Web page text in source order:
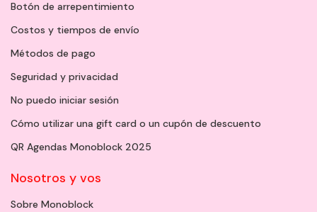
Botón de arrepentimiento
Costos y tiempos de envío
Métodos de pago
Seguridad y privacidad
No puedo iniciar sesión
Cómo utilizar una gift card o un cupón de descuento
QR Agendas Monoblock 2025
Nosotros y vos
Sobre Monoblock